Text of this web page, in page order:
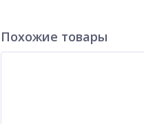
Похожие товары